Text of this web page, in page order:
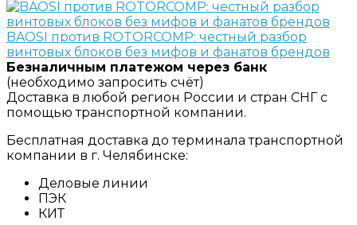
BAOSI против ROTORCOMP: честный разбор
винтовых блоков без мифов и фанатов брендов
Безналичным платежом через банк
(необходимо запросить счёт)
Доставка в любой регион России и стран СНГ с
помощью транспортной компании.
Бесплатная доставка до терминала транспортной
компании в г. Челябинске:
Деловые линии
ПЭК
КИТ